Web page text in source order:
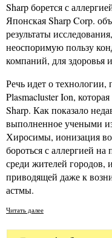
Sharp борется с
Японская Sharp Corp.
результаты
неоспоримую пользу
компаний, для
Речь идет о
Plasmacluster Ion,
Sharp. Как показало
выполненное учеными
Хиросимы, ионизация
бороться с аллергией
среди жителей городов,
приводящей даже к
астмы.
Читать далее